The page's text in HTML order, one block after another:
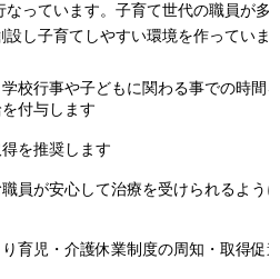
なっています。子育て世代の職員が多
し子育てしやすい環境を作っていま
校行事や子どもに関わる事での時間
付与します
を推奨します
員が安心して治療を受けられるよう
育児・介護休業制度の周知・取得促